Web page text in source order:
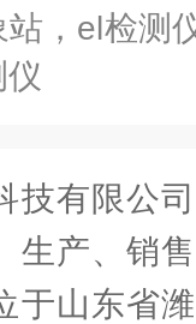
站，el检测
有限公司
生产、销
于山东省